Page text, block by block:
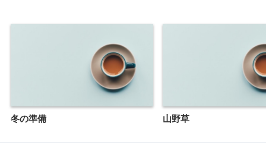
冬の準備 山野草